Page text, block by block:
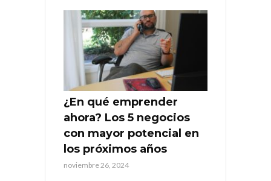
¿En qué emprender
ahora? Los 5 negocios
con mayor potencial en
los próximos años
noviembre 26, 2024